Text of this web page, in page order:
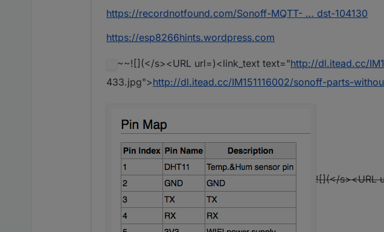
https://recordnotfound.com/Sonoff-MQTT- … dst-104130
https://esp8266hints.wordpress.com
~~![](</s><URL url=)<link_text text="http://dl.itead.cc/
433.jpg">http://dl.itead.cc/IM151116002/sonoff-parts-
![](</s><URL